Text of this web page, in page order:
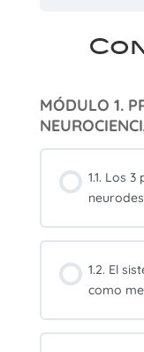
MÓDULO 1.
1.1. Los
1.2. El
como